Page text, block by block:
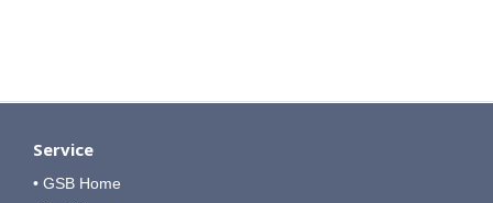
Service
• GSB Home